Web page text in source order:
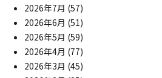
2026年7月 (57)
2026年6月 (51)
2026年5月 (59)
2026年4月 (77)
2026年3月 (45)